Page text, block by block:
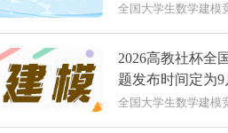
全国大学生数学建模
2026高教社杯全
题发布时间定为9
全国大学生数学建模